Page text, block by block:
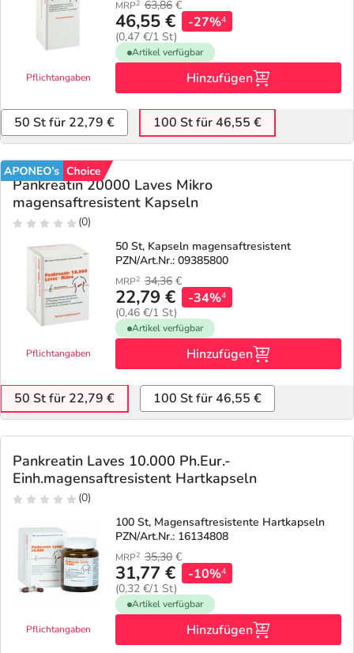
Diabetes
Körperpflege & Kosmetik
Liebe & Erotik
Mutter & Kind
Nahrungsergänzung
Natur & Homöopathie
Sanitätshaus
Sport & Fitness
Tierapotheke
Marken
Geschenkideen
Aktuelle Coupons
Summer SALE
Reiseapotheke
Insektenschutz
Sonnenpflege
Sommerpflege für Haar und Kopfhaut
Täglich gut versorgt
Fragen und Antworten
Kontakt
Ratgeber
Beliebte Beiträge
E-Rezept einlösen
E-Rezept App
5% Extra Cash
Avene & Ducray Deals
Eucerin Deals
Evolsin Deals
Frontline & Frontpro Deals
Nattermann Deals
R(h)ein Nutrition Deals
Refluthin, Lasea & Carmenthin Deals
Salus Deals
Pflichtangaben
MRP2 63,86 €
46,55 €
(0,47 €/1 St)
-27%4
Artikel verfügbar
Hinzufügen
50 St für 22,79 € 100 St für 46,55 €
Pankreatin 20000 Laves Mikro
magensaftresistent Kapseln
(0)
Pflichtangaben
50 St, Kapseln magensaftresistent
PZN/Art.Nr.: 09385800
MRP2 34,36 €
22,79 €
(0,46 €/1 St)
-34%4
Artikel verfügbar
Hinzufügen
50 St für 22,79 € 100 St für 46,55 €
Pankreatin Laves 10.000 Ph.Eur.-
Einh.magensaftresistent Hartkapseln
(0)
Pflichtangaben
100 St, Magensaftresistente Hartkapseln
PZN/Art.Nr.: 16134808
MRP2 35,30 €
31,77 €
(0,32 €/1 St)
-10%4
Artikel verfügbar
Hinzufügen